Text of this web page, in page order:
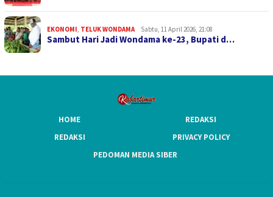
EKONOMI TELUK WONDAMA Sabtu, 11 April 2026, 21:08
Sambut Hari Jadi Wondama ke-23, Bupati d…
HOME
REDAKSI
REDAKSI
PRIVACY POLICY
PEDOMAN MEDIA SIBER